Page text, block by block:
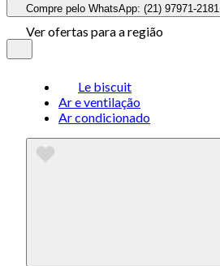
Compre pelo WhatsApp: (21) 97971-2181
Ver ofertas para a região
Le biscuit
Ar e ventilação
Ar condicionado